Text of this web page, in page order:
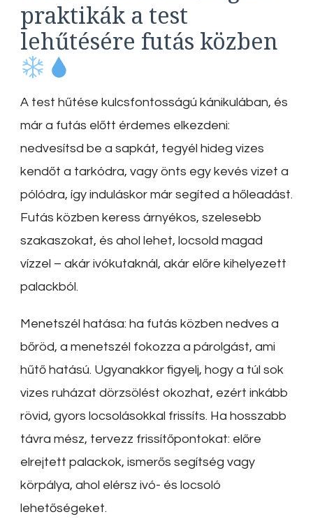
praktikák a test
lehűtésére futás közben
A test hűtése kulcsfontosságú kánikulában, és
már a futás előtt érdemes elkezdeni:
nedvesítsd be a sapkát, tegyél hideg vizes
kendőt a tarkódra, vagy önts egy kevés vizet a
pólódra, így induláskor már segíted a hőleadást.
Futás közben keress árnyékos, szelesebb
szakaszokat, és ahol lehet, locsold magad
vízzel – akár ivókutaknál, akár előre kihelyezett
palackból.
Menetszél hatása: ha futás közben nedves a
bőröd, a menetszél fokozza a párolgást, ami
hűtő hatású. Ugyanakkor figyelj, hogy a túl sok
vizes ruházat dörzsölést okozhat, ezért inkább
rövid, gyors locsolásokkal frissíts. Ha hosszabb
távra mész, tervezz frissítőpontokat: előre
elrejtett palackok, ismerős segítség vagy
körpálya, ahol elérsz ivó- és locsoló
lehetőségeket.